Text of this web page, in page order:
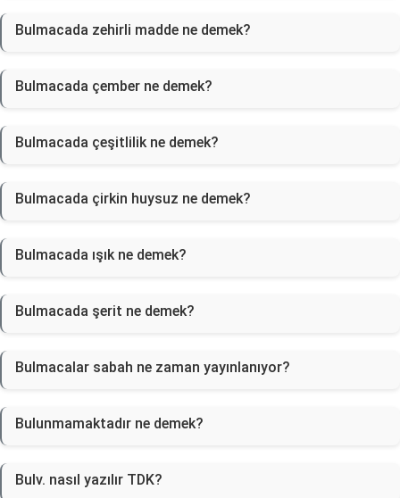
Bulmacada zehirli madde ne demek?
Bulmacada çember ne demek?
Bulmacada çeşitlilik ne demek?
Bulmacada çirkin huysuz ne demek?
Bulmacada ışık ne demek?
Bulmacada şerit ne demek?
Bulmacalar sabah ne zaman yayınlanıyor?
Bulunmamaktadır ne demek?
Bulv. nasıl yazılır TDK?